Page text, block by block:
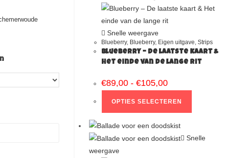
Snelle weergave
Blueberry, Blueberry, Eigen uitgave, Strips
Blueberry – De laatste kaart &
Het einde van de lange rit
€89,00 - €105,00
OPTIES SELECTEREN
Snelle
weergave